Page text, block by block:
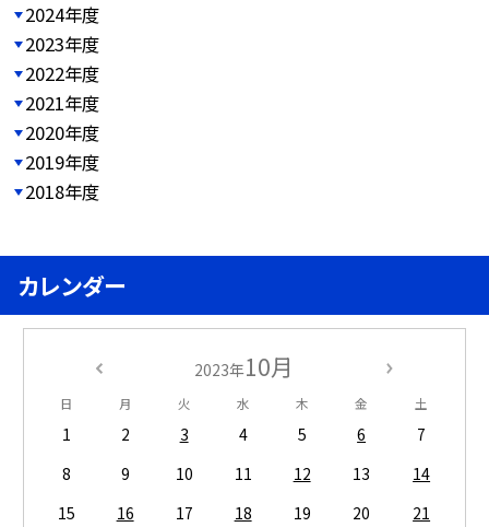
2024年度
2023年度
2022年度
2021年度
2020年度
2019年度
2018年度
カレンダー
2023年10月
日 月 火 水 木 金 土
1 2 3 4 5 6
7
8
9 10 11 12 13
14
15
16 17 18 19 20
21